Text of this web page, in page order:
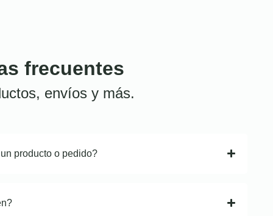
frecuentes
envíos y más.
producto o pedido?